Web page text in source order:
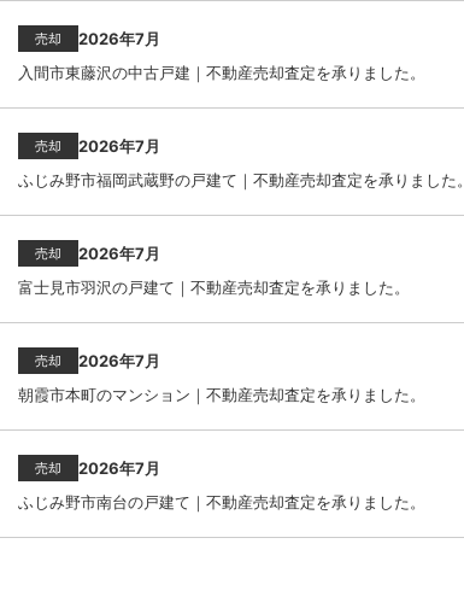
売却
2026年7月
入間市東藤沢の中古戸建｜不動産売却査定を承りました。
売却
2026年7月
ふじみ野市福岡武蔵野の戸建て｜不動産売却査定を承りました。
売却
2026年7月
富士見市羽沢の戸建て｜不動産売却査定を承りました。
売却
2026年7月
朝霞市本町のマンション｜不動産売却査定を承りました。
売却
2026年7月
ふじみ野市南台の戸建て｜不動産売却査定を承りました。